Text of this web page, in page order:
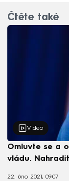
Čtěte také
Video
Omluvte se a
vládu.
22. úno 2021, 09:07